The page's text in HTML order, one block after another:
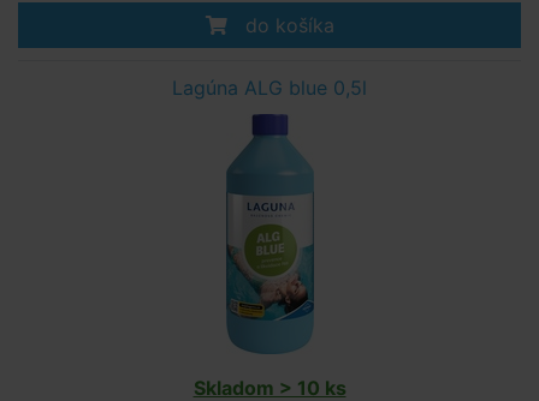
do košíka
Lagúna ALG blue 0,5l
Skladom > 10 ks